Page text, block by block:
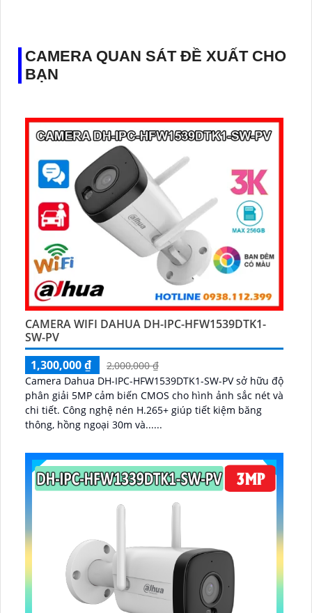
CAMERA QUAN SÁT ĐỀ XUẤT CHO
BẠN
CAMERA WIFI DAHUA DH-IPC-HFW1539DTK1-
SW-PV
1,300,000 ₫
2,000,000 ₫
Camera Dahua DH-IPC-HFW1539DTK1-SW-PV sở hữu độ
phân giải 5MP cảm biến CMOS cho hình ảnh sắc nét và
chi tiết. Công nghệ nén H.265+ giúp tiết kiệm băng
thông, hồng ngoại 30m và......